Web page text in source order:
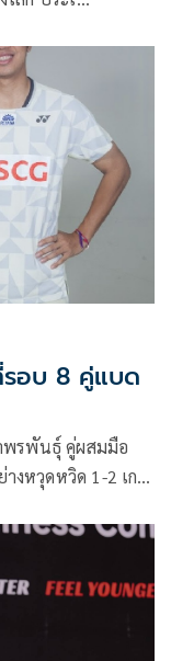
อบ 8 คู่แบด
พรพันธุ์ คู่ผสมมือ
งหวุดหวิด 1-2 เกม